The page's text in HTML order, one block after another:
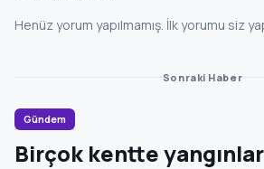
Henüz yorum yapılmamış. İlk yorumu siz
Sonraki Haber
Gündem
Birçok kentte